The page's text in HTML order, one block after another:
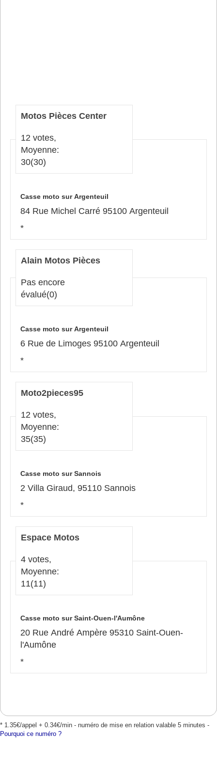
Motos Pièces Center
12 votes,
Moyenne:
30(30)
Casse moto sur Argenteuil
84 Rue Michel Carré 95100 Argenteuil
*
Alain Motos Pièces
Pas encore
évalué(0)
Casse moto sur Argenteuil
6 Rue de Limoges 95100 Argenteuil
*
Moto2pieces95
12 votes,
Moyenne:
35(35)
Casse moto sur Sannois
2 Villa Giraud, 95110 Sannois
*
Espace Motos
4 votes,
Moyenne:
11(11)
Casse moto sur Saint-Ouen-l'Aumône
20 Rue André Ampère 95310 Saint-Ouen-
l'Aumône
*
* 1.35€/appel + 0.34€/min - numéro de mise en relation valable 5 minutes -
Pourquoi ce numéro ?